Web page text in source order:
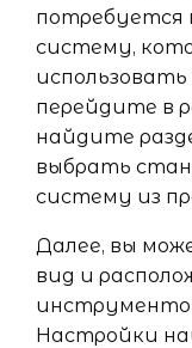
потребуется
систему,
перейдите в
найдите
выбрать
систему из
Далее, вы
вид и
Настройки